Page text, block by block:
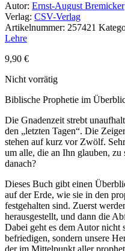
Autor: Ernst-August Bremicker
Verlag: CSV-Verlag
Artikelnummer: 257421
Lehre
9,90 €
Nicht vorrätig
Biblische Prophetie im
Die Gnadenzeit strebt
den „letzten Tagen“. Die
stehen auf kurz vor Zwölf.
um alle, die an Ihn glauben,
danach?
Dieses Buch gibt einen
auf der Erde, wie sie in den
festgehalten sind. Zuerst
herausgestellt, und dann die
Dabei geht es dem Autor nicht
befriedigen, sondern unsere